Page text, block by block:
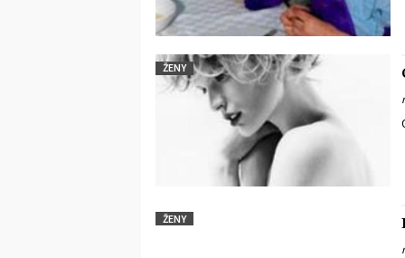
ŽENY
ŽENY